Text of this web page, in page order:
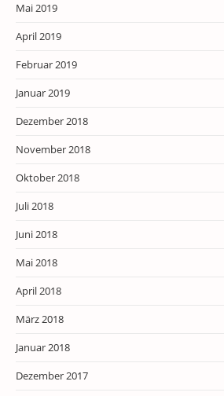
Mai 2019
April 2019
Februar 2019
Januar 2019
Dezember 2018
November 2018
Oktober 2018
Juli 2018
Juni 2018
Mai 2018
April 2018
März 2018
Januar 2018
Dezember 2017